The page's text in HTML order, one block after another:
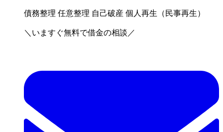
債務整理任意整理 自己破産個人再生（民事再生）
＼いますぐ無料で借金の相談／